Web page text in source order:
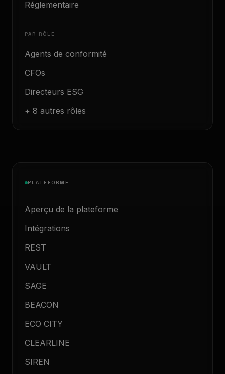
Réglementaire
PAR RÔLE
Agents de conformité
CFOs
Directeurs ESG
+ 8 autres rôles
PLATEFORME
Aperçu de la plateforme
Intégrations
REST
VAULT
SAGE
BEACON
ECO CITY
CLEARLINE
SIREN